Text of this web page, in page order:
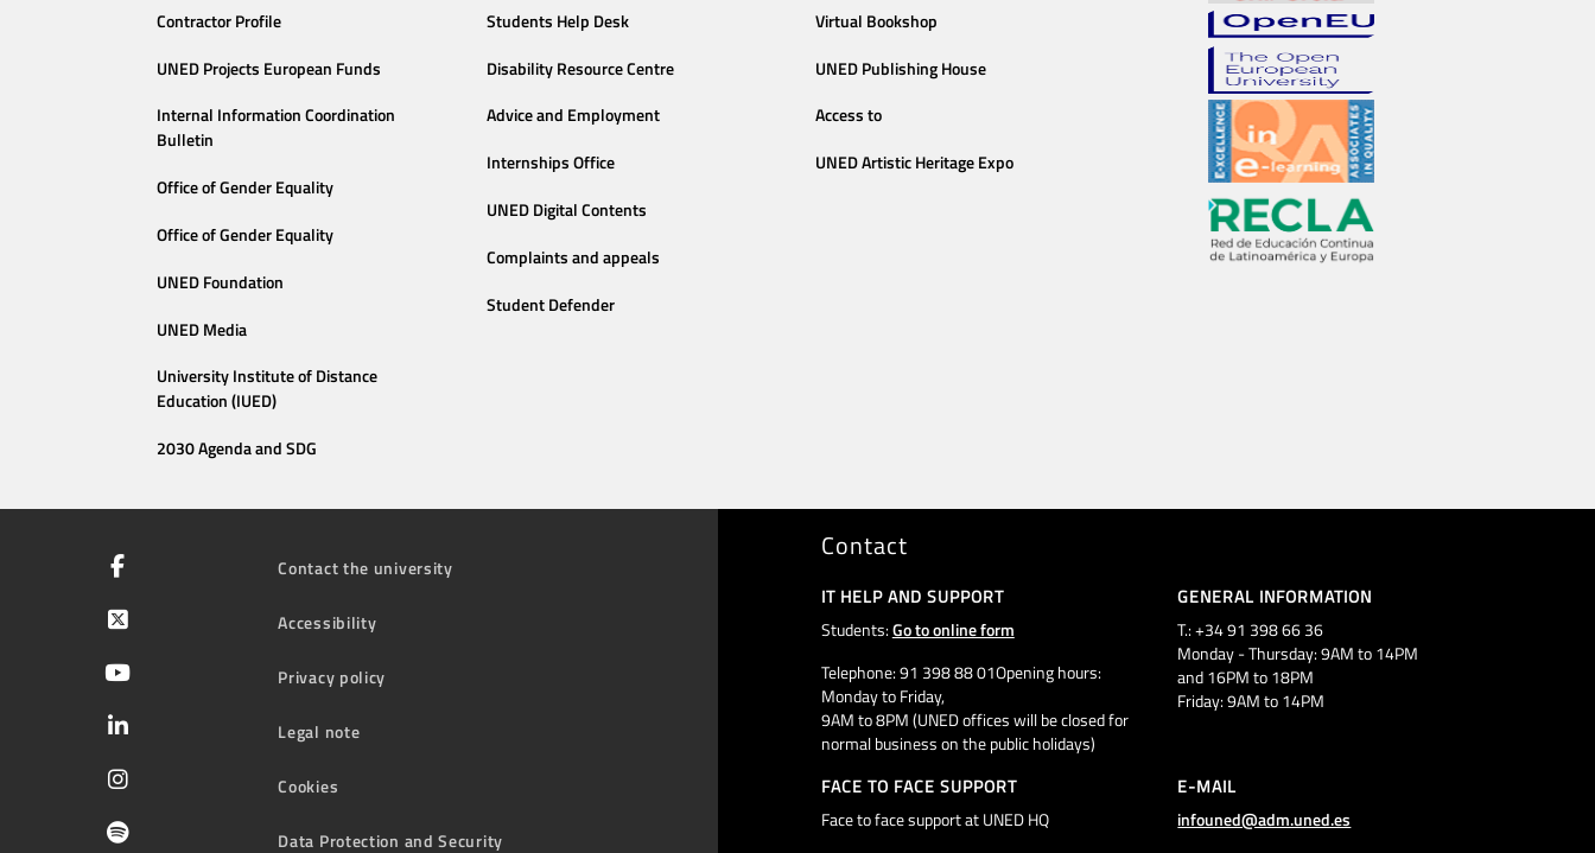
Contractor Profile
UNED Projects European Funds
Internal Information Coordination
Bulletin
Office of Gender Equality
Office of Gender Equality
UNED Foundation
UNED Media
University Institute of Distance
Education (IUED)
2030 Agenda and SDG
Students Help Desk
Disability Resource Centre
Advice and Employment
Internships Office
UNED Digital Contents
Complaints and appeals
Student Defender
Virtual Bookshop
UNED Publishing House
Access to
UNED Artistic Heritage Expo
Contact the university
Accessibility
Privacy policy
Legal note
Cookies
Data Protection and Security
Contact
IT HELP AND SUPPORT
Students:Go to online form
Telephone: 91 398 88 01Opening hours:
Monday to Friday,
9AM to 8PM (UNED offices will be closed for
normal business on the public holidays)
GENERAL INFORMATION
T.: +34 91 398 66 36
Monday - Thursday: 9AM to 14PM
and 16PM to 18PM
Friday: 9AM to 14PM
FACE TO FACE SUPPORT
Face to face support at UNED HQ
E-MAIL
infouned@adm.uned.es